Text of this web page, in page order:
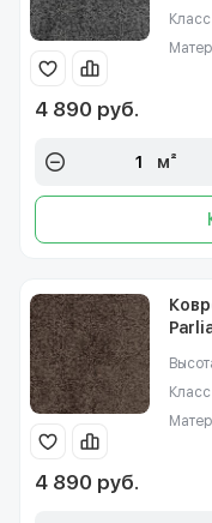
4 890 руб.
м²
4 890 руб.